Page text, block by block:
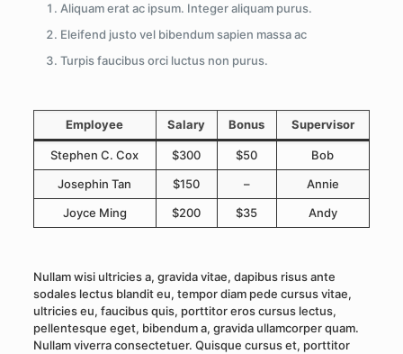
Aliquam erat ac ipsum. Integer aliquam purus.
Eleifend justo vel bibendum sapien massa ac
Turpis faucibus orci luctus non purus.
Employee Salary Bonus Supervisor
Stephen C. Cox $300 $50
Bob
Josephin Tan
$150 –
Annie
Joyce Ming
$200 $35 Andy
Nullam wisi ultricies a, gravida vitae, dapibus risus ante
sodales lectus blandit eu, tempor diam pede cursus vitae,
ultricies eu, faucibus quis, porttitor eros cursus lectus,
pellentesque eget, bibendum a, gravida ullamcorper quam.
Nullam viverra consectetuer. Quisque cursus et, porttitor